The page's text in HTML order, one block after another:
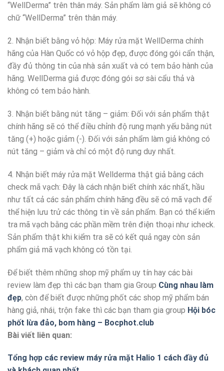
“WellDerma” trên thân máy. Sản phẩm làm giả sẽ không có
chữ “WellDerma” trên thân máy.
2. Nhận biết bằng vỏ hộp: Máy rửa mặt WellDerma chính
hãng của Hàn Quốc có vỏ hộp đẹp, được đóng gói cẩn thận,
đầy đủ thông tin của nhà sản xuất và có tem bảo hành của
hãng. WellDerma giả được đóng gói sơ sài cẩu thả và
không có tem bảo hành.
3. Nhận biết bằng nút tăng – giảm: Đối với sản phẩm thật
chính hãng sẽ có thể điều chỉnh độ rung mạnh yếu bằng nút
tăng (+) hoặc giảm (-). Đối với sản phẩm làm giả không có
nút tăng – giảm và chỉ có một độ rung duy nhất.
4. Nhận biết máy rửa mặt Wellderma thật giả bằng cách
check mã vạch: Đây là cách nhận biết chính xác nhất, hầu
như tất cả các sản phẩm chính hãng đều sẽ có mã vạch để
thể hiện lưu trử các thông tin về sản phẩm. Bạn có thể kiểm
tra mã vạch bằng các phần mềm trên điện thoại như icheck.
Sản phẩm thật khi kiểm tra sẽ có kết quả ngay còn sản
phẩm giả mã vạch không có tồn tại.
Để biết thêm những shop mỹ phẩm uy tín hay các bài
review làm đẹp thì các bạn tham gia Group Cùng nhau làm
đẹp, còn để biết được những phốt các shop mỹ phẩm bán
hàng giả, nhái, trộn fake thì các bạn tham gia group Hội bóc
phốt lừa đảo, bom hàng – Bocphot.club
Bài viết liên quan:
Tổng hợp các review máy rửa mặt Halio 1 cách đầy đủ